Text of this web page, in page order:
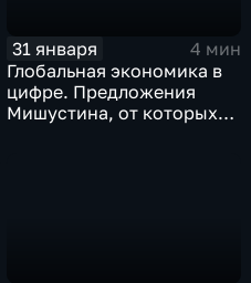
31 января
4 мин
Глобальная экономика в
цифре. Предложения
Мишустина, от которых